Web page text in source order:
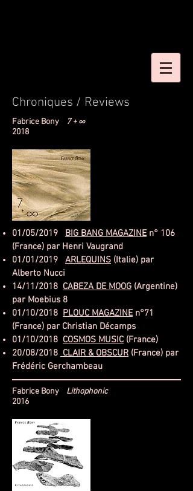
Chroniques / Reviews
Fabrice Bony
7 + ∞
2018
01/05/2019 BIG BANG MAGAZINEn° 106
(France) par Henri Vaugrand
01/01/2019 ARLEQUINS (Italie) par
Alberto Nucci
14/11/2018 CABEZA DE MOOG (Argentine)
par Moebius 8
01/10/2018 PLOUC MAGAZINEn°71
(France) par Christian Décamps
01/10/2018 COSMOS MUSIC (France)
20/08/2018 CLAIR & OBSCUR (France) par
Frédéric Gerchambeau
Fabrice Bony Lithophonic
2016